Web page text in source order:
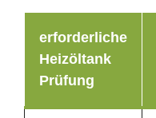
erforderliche
Heizöltank
Prüfung